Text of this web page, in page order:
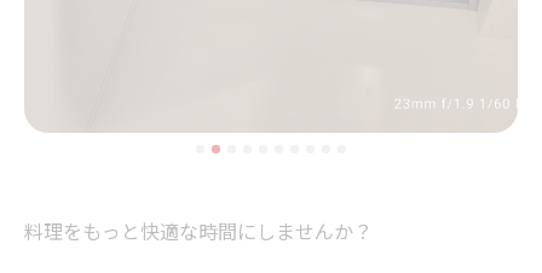
料理をもっと快適な時間にしませんか？